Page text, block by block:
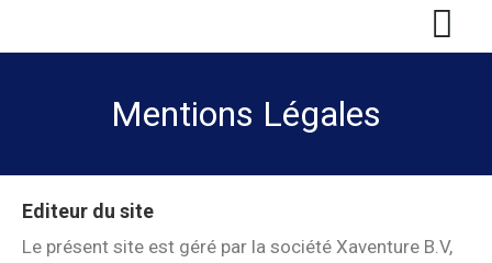
Mentions Légales
Editeur du site
Le présent site est géré par la société Xaventure B.V,